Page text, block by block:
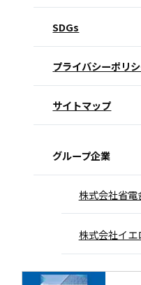
SDGs
プライバシーポリ
サイトマップ
グループ企業
株式会社省電
株式会社イエ